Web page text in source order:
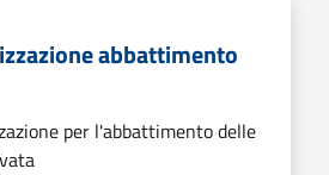
abbattimento
per l'abbattimento delle